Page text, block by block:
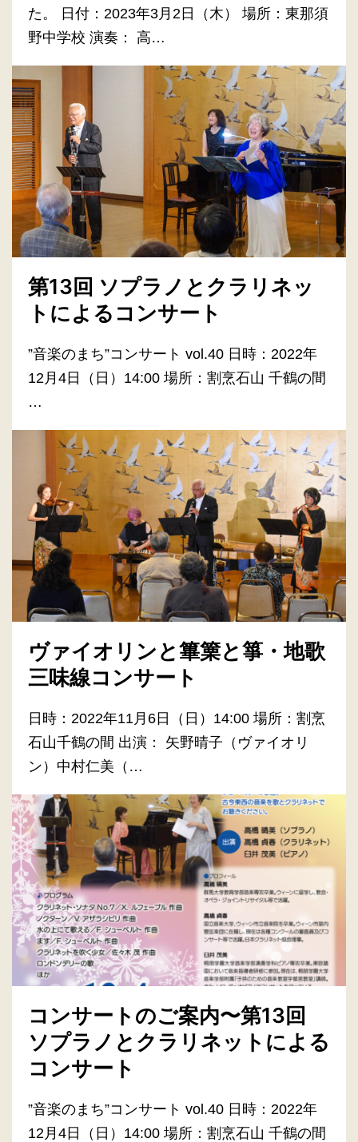
た。 日付：2023年3月2日（木） 場所：東那須
野中学校 演奏： 高…
第13回 ソプラノとクラリネッ
トによるコンサート
”音楽のまち”コンサート vol.40 日時：2022年
12月4日（日）14:00 場所：割烹石山 千鶴の間
…
ヴァイオリンと篳篥と箏・地歌
三味線コンサート
日時：2022年11月6日（日）14:00 場所：割烹
石山千鶴の間 出演： 矢野晴子（ヴァイオリ
ン）中村仁美（…
コンサートのご案内〜第13回
ソプラノとクラリネットによる
コンサート
”音楽のまち”コンサート vol.40 日時：2022年
12月4日（日）14:00 場所：割烹石山 千鶴の間